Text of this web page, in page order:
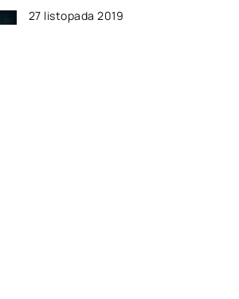
27 listopada 2019